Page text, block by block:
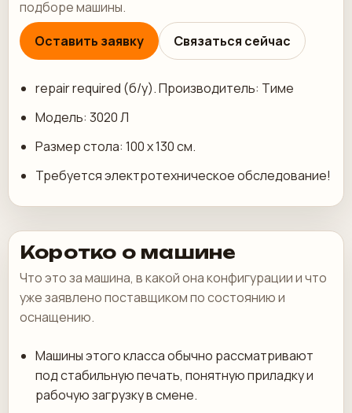
подборе машины.
Оставить заявку
Связаться сейчас
repair required (б/у). Производитель: Тиме
Модель: 3020 Л
Размер стола: 100 х 130 см.
Требуется электротехническое обследование!
Коротко о машине
Что это за машина, в какой она конфигурации и что
уже заявлено поставщиком по состоянию и
оснащению.
Машины этого класса обычно рассматривают
под стабильную печать, понятную приладку и
рабочую загрузку в смене.